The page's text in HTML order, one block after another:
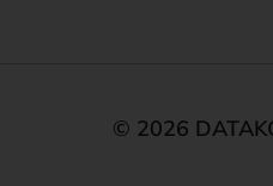
© 2026